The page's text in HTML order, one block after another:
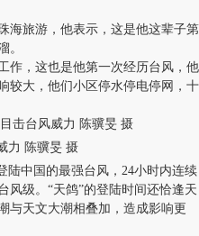
旅游，他表示，这是他这辈子第
。
，这也是他第一次经历台风，他
较大，他们小区停水停电停网，十
力 陈骥旻 摄
中国的最强台风，24小时内连续
风级。“天鸽”的登陆时间还恰逢天
与天文大潮相叠加，造成影响更